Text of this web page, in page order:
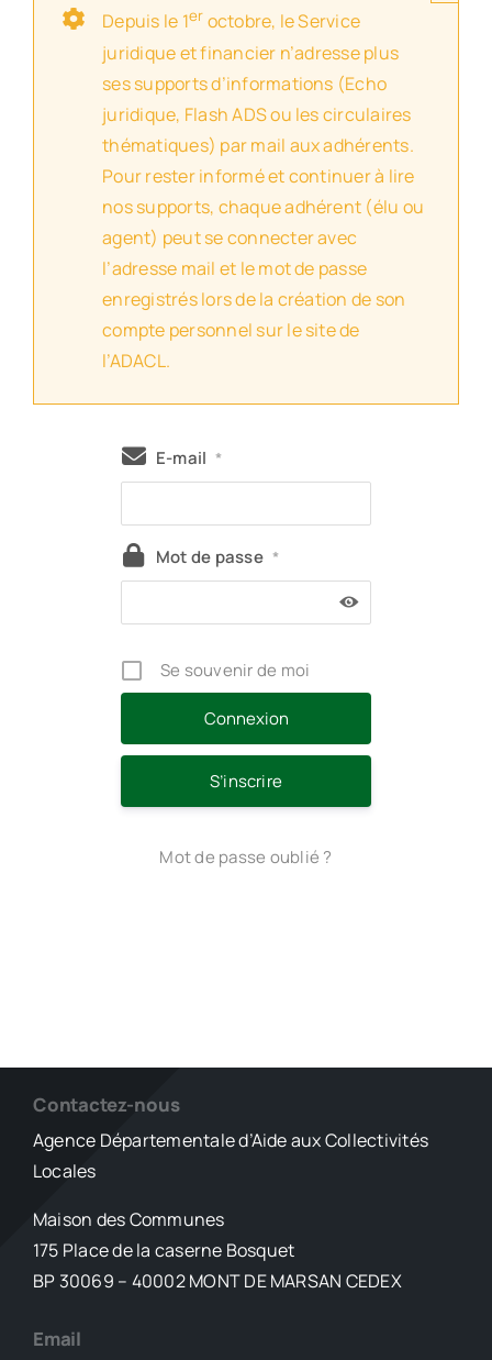
Depuis le 1er octobre, le Service
juridique et financier n’adresse plus
ses supports d’informations (Echo
juridique, Flash ADS ou les circulaires
thématiques) par mail aux adhérents.
Pour rester informé et continuer à lire
nos supports, chaque adhérent (élu ou
agent) peut se connecter avec
l’adresse mail et le mot de passe
enregistrés lors de la création de son
compte personnel sur le site de
l’ADACL.
E-mail *
Mot de passe *
Se souvenir de moi
S’inscrire
Mot de passe oublié ?
Contactez-nous
Agence Départementale d’Aide aux Collectivités
Locales
Maison des Communes
175 Place de la caserne Bosquet
BP 30069 – 40002 MONT DE MARSAN CEDEX
Email